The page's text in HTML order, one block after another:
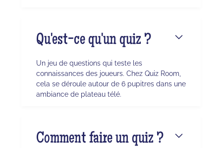
Qu'est-ce qu'un quiz ?
Un jeu de questions qui teste les
connaissances des joueurs. Chez Quiz Room,
cela se déroule autour de 6 pupitres dans une
ambiance de plateau télé.
Comment faire un quiz ?